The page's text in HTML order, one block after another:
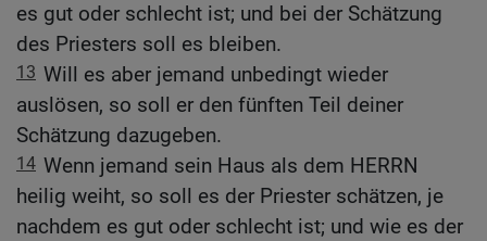
es gut oder schlecht ist; und bei der Schätzung
des Priesters soll es bleiben.
13 Will es aber jemand unbedingt wieder
auslösen, so soll er den fünften Teil deiner
Schätzung dazugeben.
14 Wenn jemand sein Haus als dem HERRN
heilig weiht, so soll es der Priester schätzen, je
nachdem es gut oder schlecht ist; und wie es der